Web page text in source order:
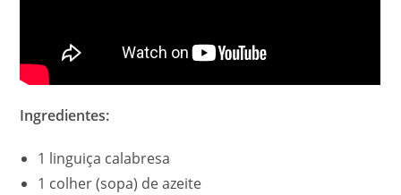
Ingredientes:
1 linguiça calabresa
1 colher (sopa) de azeite